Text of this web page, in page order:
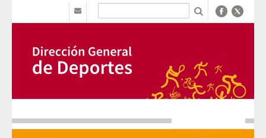
Zum Inhalt wechseln